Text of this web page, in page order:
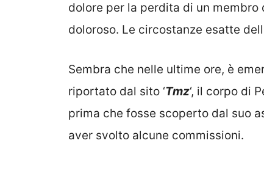
dolore per la perdita di un membro
doloroso. Le circostanze esatte
Sembra che nelle ultime ore, è
riportato dal sito ‘Tmz‘, il corpo di
prima che fosse scoperto dal suo
aver svolto alcune commissioni.